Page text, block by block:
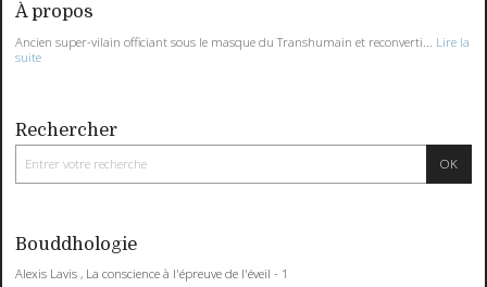
À propos
Ancien super-vilain officiant sous le masque du Transhumain et reconverti...
Lire la
suite
Rechercher
Bouddhologie
Alexis Lavis , La conscience à l'épreuve de l'éveil - 1